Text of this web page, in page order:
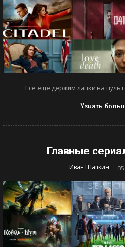
Все еще держим лапки на
Узнать
Главные
Иван Шапкин -